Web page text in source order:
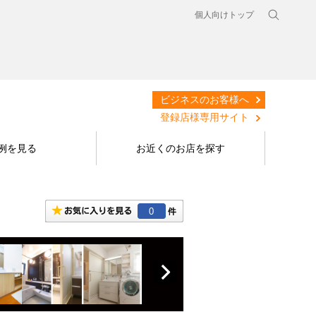
個人向けトップ
ビジネスのお客様へ
登録店様専用サイト
を見る お近くのお店を探す
0